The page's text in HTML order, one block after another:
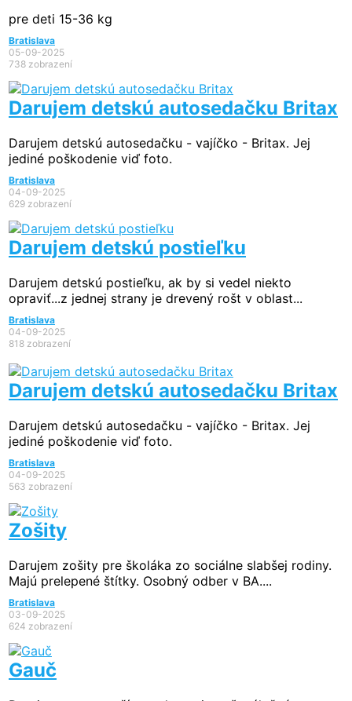
pre deti 15-36 kg
Bratislava
05-09-2025
738 zobrazení
Darujem detskú autosedačku Britax
Darujem detskú autosedačku - vajíčko - Britax. Jej
jediné poškodenie viď foto.
Bratislava
04-09-2025
629 zobrazení
Darujem detskú postieľku
Darujem detskú postieľku, ak by si vedel niekto
opraviť...z jednej strany je drevený rošt v oblast...
Bratislava
04-09-2025
818 zobrazení
Darujem detskú autosedačku Britax
Darujem detskú autosedačku - vajíčko - Britax. Jej
jediné poškodenie viď foto.
Bratislava
04-09-2025
563 zobrazení
Zošity
Darujem zošity pre školáka zo sociálne slabšej rodiny.
Majú prelepené štítky. Osobný odber v BA....
Bratislava
03-09-2025
624 zobrazení
Gauč